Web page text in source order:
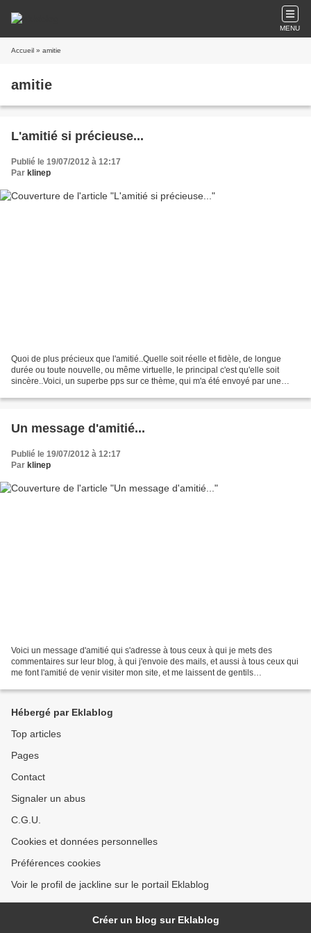
MENU
Accueil » amitie
amitie
L'amitié si précieuse...
Publié le 19/07/2012 à 12:17
Par klinep
Quoi de plus précieux que l'amitié..Quelle soit réelle et fidèle, de longue
durée ou toute nouvelle, ou même virtuelle, le principal c'est qu'elle soit
sincère..Voici, un superbe pps sur ce thème, qui m'a été envoyé par une
Un message d'amitié...
Publié le 19/07/2012 à 12:17
Par klinep
Voici un message d'amitié qui s'adresse à tous ceux à qui je mets des
commentaires sur leur blog, à qui j'envoie des mails, et aussi à tous ceux qui
me font l'amitié de venir visiter mon site, et me laissent de gentils
Hébergé par Eklablog
Top articles
Pages
Contact
Signaler un abus
C.G.U.
Cookies et données personnelles
Préférences cookies
Voir le profil de jackline sur le portail Eklablog
Créer un blog sur Eklablog